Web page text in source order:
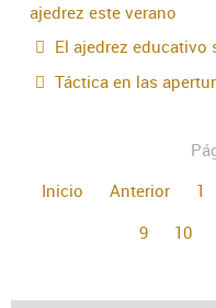
ajedrez este verano
El ajedrez
Táctica en las
Inicio
Anterior 1
9
10